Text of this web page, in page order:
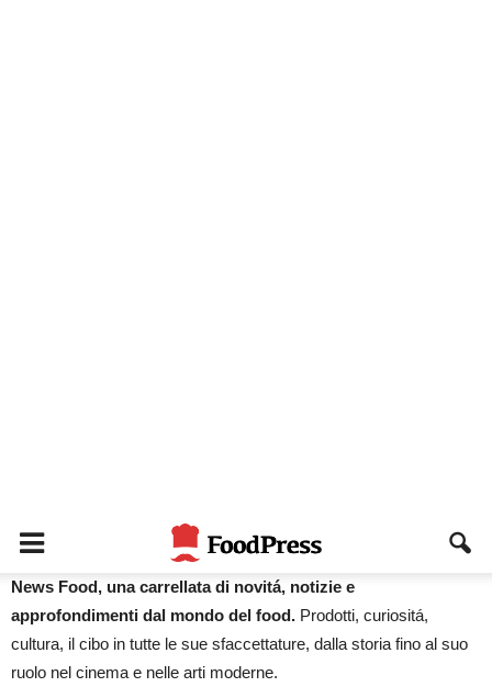
News Food, una carrellata di novitá, notizie e
approfondimenti dal mondo del food. Prodotti, curiositá,
cultura, il cibo in tutte le sue sfaccettature, dalla storia fino al suo
ruolo nel cinema e nelle arti moderne.